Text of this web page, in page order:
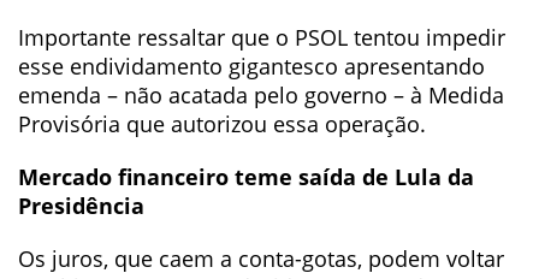
Importante ressaltar que o PSOL tentou impedir
esse endividamento gigantesco apresentando
emenda – não acatada pelo governo – à Medida
Provisória que autorizou essa operação.
Mercado financeiro teme saída de Lula da
Presidência
Os juros, que caem a conta-gotas, podem voltar